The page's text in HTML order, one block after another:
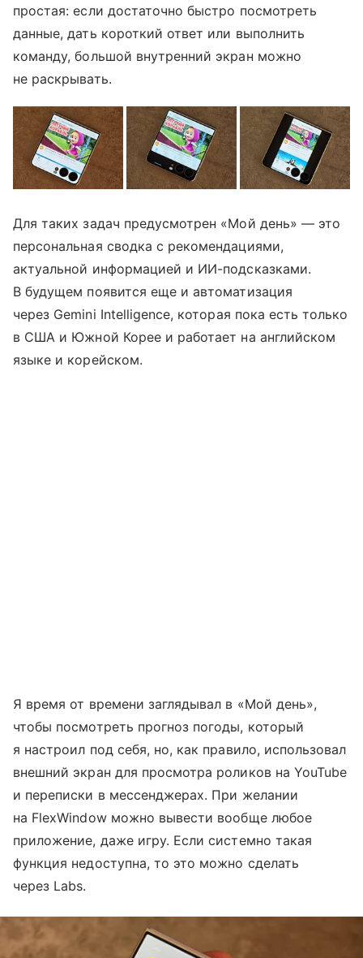
простая: если достаточно быстро посмотреть
данные, дать короткий ответ или выполнить
команду, большой внутренний экран можно
не раскрывать.
Для таких задач предусмотрен «Мой день» — это
персональная сводка с рекомендациями,
актуальной информацией и ИИ-подсказками.
В будущем появится еще и автоматизация
через Gemini Intelligence, которая пока есть только
в США и Южной Корее и работает на английском
языке и корейском.
Я время от времени заглядывал в «Мой день»,
чтобы посмотреть прогноз погоды, который
я настроил под себя, но, как правило, использовал
внешний экран для просмотра роликов на YouTube
и переписки в мессенджерах. При желании
на FlexWindow можно вывести вообще любое
приложение, даже игру. Если системно такая
функция недоступна, то это можно сделать
через Labs.